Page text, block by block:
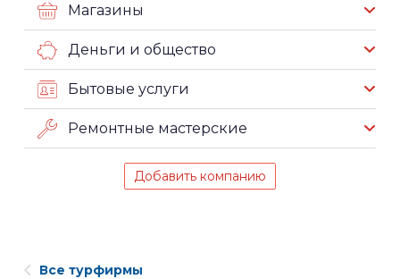
Магазины
Деньги и общество
Бытовые услуги
Ремонтные мастерские
Добавить компанию
Все турфирмы